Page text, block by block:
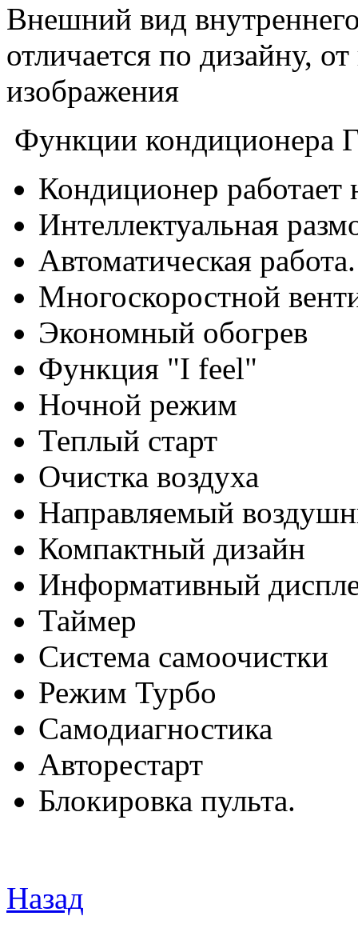
Внешний вид
отличается по дизайну,
изображения
Функции кондиционера
Кондиционер работает
Интеллектуальная
Автоматическая работа.
Многоскоростной
Экономный обогрев
Функция "I feel"
Ночной режим
Теплый старт
Очистка воздуха
Направляемый
Компактный дизайн
Информативный
Таймер
Система самоочистки
Режим Турбо
Самодиагностика
Авторестарт
Блокировка пульта.
Назад